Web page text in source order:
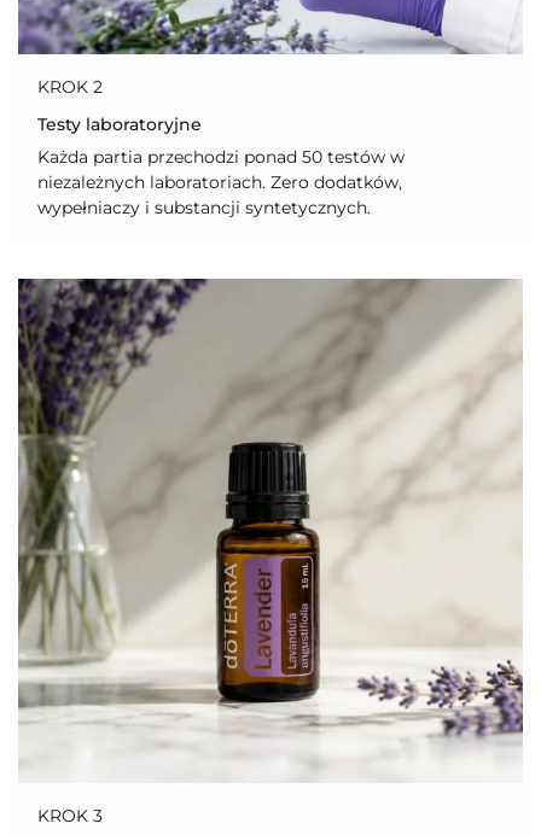
KROK 2
Testy laboratoryjne
Każda partia przechodzi ponad 50 testów w
niezależnych laboratoriach. Zero dodatków,
wypełniaczy i substancji syntetycznych.
KROK 3